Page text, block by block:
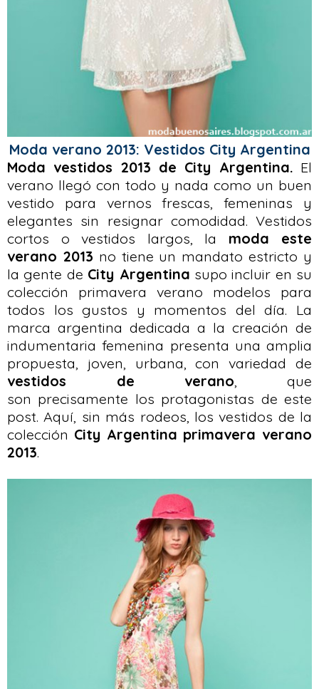
Moda verano 2013: Vestidos City Argentina
Moda vestidos 2013 de City Argentina. El
verano llegó con todo y nada como un buen
vestido para vernos frescas, femeninas y
elegantes sin resignar comodidad. Vestidos
cortos o vestidos largos, la moda este
verano 2013 no tiene un mandato estricto y
la gente de City Argentina supo incluir en su
colección primavera verano modelos para
todos los gustos y momentos del día. La
marca argentina dedicada a la creación de
indumentaria femenina presenta una amplia
propuesta, joven, urbana, con variedad de
vestidos de verano , que
son precisamente los protagonistas de este
post. Aquí, sin más rodeos, los vestidos de la
colección City Argentina primavera verano
2013.